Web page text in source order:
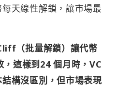
天線性解鎖，讓市場最
（批量解鎖）讓代幣
這樣到24 個月時，VC
構沒區別，但市場表現